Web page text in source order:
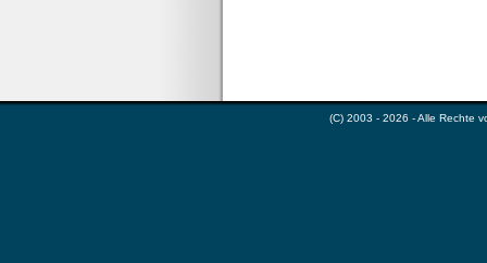
(C) 2003 - 2026 - Alle Rechte